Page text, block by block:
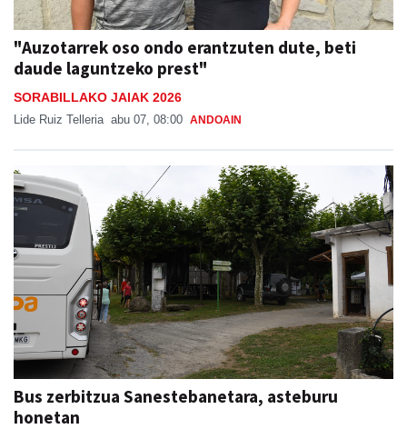
"Auzotarrek oso ondo erantzuten dute, beti
daude laguntzeko prest"
SORABILLAKO JAIAK 2026
Lide Ruiz Telleria abu 07, 08:00 ANDOAIN
Bus zerbitzua Sanestebanetara, asteburu
honetan